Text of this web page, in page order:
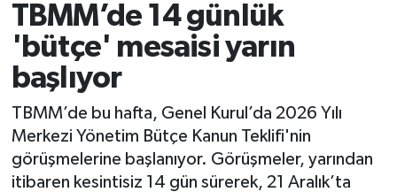
TBMM’de 14 günlük
'bütçe' mesaisi yarın
başlıyor
TBMM’de bu hafta, Genel Kurul’da 2026 Yılı
Merkezi Yönetim Bütçe Kanun Teklifi'nin
görüşmelerine başlanıyor. Görüşmeler, yarından
itibaren kesintisiz 14 gün sürerek, 21 Aralık’ta
Son Dakika Haberleri
Haber Arşivi